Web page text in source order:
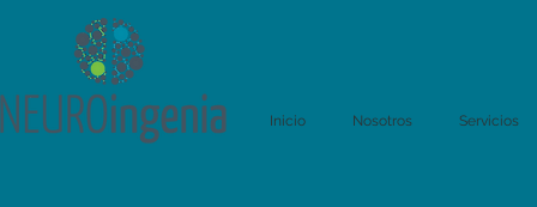
Inicio Nosotros Servicios